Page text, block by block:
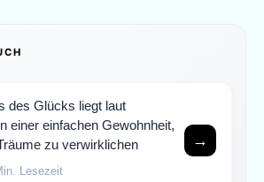
des Glücks liegt laut
einer einfachen Gewohnheit,
zu verwirklichen
Lesezeit
→